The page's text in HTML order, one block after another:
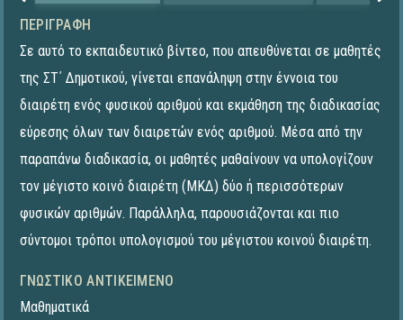
ΠΕΡΙΓΡΑΦΉ
Σε αυτό το εκπαιδευτικό βίντεο, που απευθύνεται σε μαθητές
της ΣΤ΄ Δημοτικού, γίνεται επανάληψη στην έννοια του
διαιρέτη ενός φυσικού αριθμού και εκμάθηση της διαδικασίας
εύρεσης όλων των διαιρετών ενός αριθμού. Μέσα από την
παραπάνω διαδικασία, οι μαθητές μαθαίνουν να υπολογίζουν
τον μέγιστο κοινό διαιρέτη (ΜΚΔ) δύο ή περισσότερων
φυσικών αριθμών. Παράλληλα, παρουσιάζονται και πιο
σύντομοι τρόποι υπολογισμού του μέγιστου κοινού διαιρέτη.
ΓΝΩΣΤΙΚΌ ΑΝΤΙΚΕΊΜΕΝΟ
Μαθηματικά